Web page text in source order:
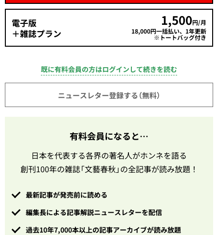
電子版
＋雑誌プラン
1,500円/月
18,000円一括払い、1年更新
※トートバッグ付き
既に有料会員の方はログインして続きを読む
ニュースレター登録する（無料）
有料会員になると…
日本を代表する各界の著名人がホンネを語る
創刊100年の雑誌「文藝春秋」の全記事が読み放題！
最新記事が発売前に読める
編集長による記事解説ニュースレターを配信
過去10年7,000本以上の記事アーカイブが読み放題